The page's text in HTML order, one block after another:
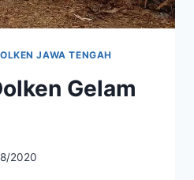
JAWA TENGAH
Gelam
2020